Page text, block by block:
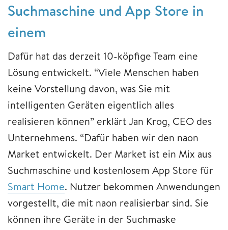
Suchmaschine und App Store in
einem
Dafür hat das derzeit 10-köpfige Team eine
Lösung entwickelt. “Viele Menschen haben
keine Vorstellung davon, was Sie mit
intelligenten Geräten eigentlich alles
realisieren können” erklärt Jan Krog, CEO des
Unternehmens. “Dafür haben wir den naon
Market entwickelt. Der Market ist ein Mix aus
Suchmaschine und kostenlosem App Store für
Smart Home. Nutzer bekommen Anwendungen
vorgestellt, die mit naon realisierbar sind. Sie
können ihre Geräte in der Suchmaske